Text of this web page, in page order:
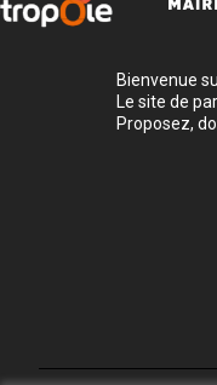
Bienvenue
Le site de
Proposez,